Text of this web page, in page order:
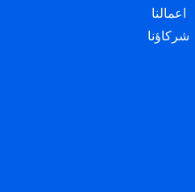
اعمالنا
شركاؤنا